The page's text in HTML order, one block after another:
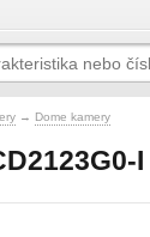
→ Dome kamery